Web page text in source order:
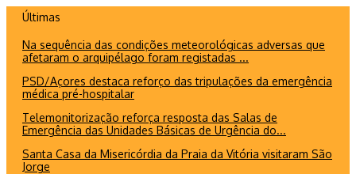
conteúdo
Últimas
Na sequência das condições meteorológicas adversas que
afetaram o arquipélago foram registadas ...
PSD/Açores destaca reforço das tripulações da emergência
médica pré-hospitalar
Telemonitorização reforça resposta das Salas de
Emergência das Unidades Básicas de Urgência do...
Santa Casa da Misericórdia da Praia da Vitória visitaram São
Jorge